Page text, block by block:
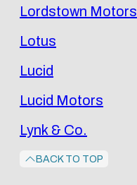
Lordstown Motors
Lotus
Lucid
Lucid Motors
Lynk & Co.
BACK TO TOP